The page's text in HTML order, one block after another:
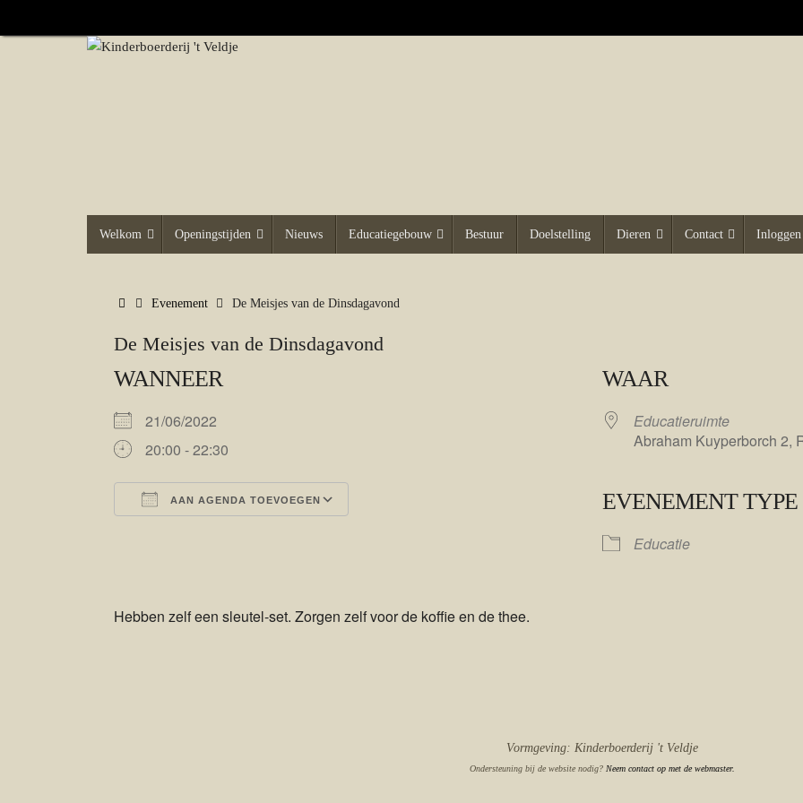
naar
naar
Welkom Openingstijden Nieuws Educatiegebouw Bestuur Doelstelling Dieren Contact Inloggen
HomeEvenement De Meisjes van de Dinsdagavond
De Meisjes van de Dinsdagavond
WANNEER
21/06/2022
20:00 - 22:30
AAN AGENDA TOEVOEGEN
iCalendar
WAAR
Educatieruimte
Abraham Kuyperborch 2,
EVENEMENT TYPE
Educatie
Hebben zelf een sleutel-set. Zorgen zelf voor de koffie en de thee.
Vormgeving: Kinderboerderij 't Veldje
Ondersteuning bij de website nodig? Neem contact op met de webmaster.